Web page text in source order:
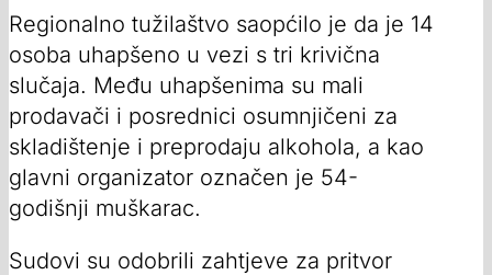
Regionalno tužilaštvo saopćilo je da je 14
osoba uhapšeno u vezi s tri krivična
slučaja. Među uhapšenima su mali
prodavači i posrednici osumnjičeni za
skladištenje i preprodaju alkohola, a kao
glavni organizator označen je 54-
godišnji muškarac.
Sudovi su odobrili zahtjeve za pritvor